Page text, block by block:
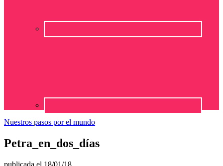
Nuestros pasos por el mundo
Petra_en_dos_días
publicada el 18/01/18